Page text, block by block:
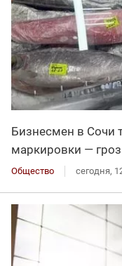
Бизнесмен в Сочи
маркировки —
Общество сегодня,